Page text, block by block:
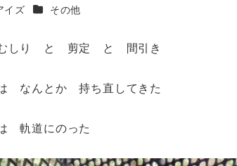
イズ カテゴリー
その他
むしり と 剪定 と 間引き
なんとか 持ち直してきた
軌道にのった